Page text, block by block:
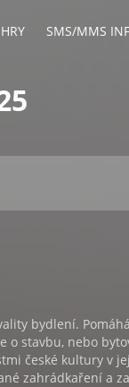
SMS/MMS
bydlení. Pomáhá
o stavbu, nebo
české kultury v
zahrádkaření a